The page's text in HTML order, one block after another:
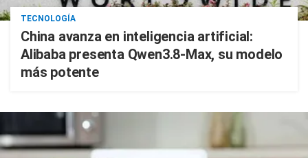
TECNOLOGÍA
China avanza en inteligencia artificial:
Alibaba presenta Qwen3.8-Max, su modelo
más potente